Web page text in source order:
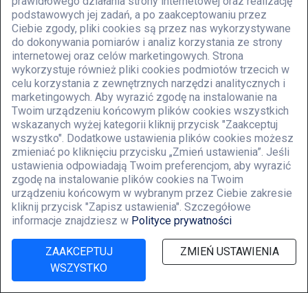
podstawowych jej zadań, a po zaakceptowaniu przez
Ciebie zgody, pliki cookies są przez nas wykorzystywane
do dokonywania pomiarów i analiz korzystania ze strony
internetowej oraz celów marketingowych. Strona
wykorzystuje również pliki cookies podmiotów trzecich w
celu korzystania z zewnętrznych narzędzi analitycznych i
marketingowych. Aby wyrazić zgodę na instalowanie na
Twoim urządzeniu końcowym plików cookies wszystkich
wskazanych wyżej kategorii kliknij przycisk "Zaakceptuj
wszystko". Dodatkowe ustawienia plików cookies możesz
zmieniać po kliknięciu przycisku „Zmień ustawienia”. Jeśli
ustawienia odpowiadają Twoim preferencjom, aby wyrazić
zgodę na instalowanie plików cookies na Twoim
urządzeniu końcowym w wybranym przez Ciebie zakresie
kliknij przycisk "Zapisz ustawienia". Szczegółowe
informacje znajdziesz w Polityce prywatności
ZAAKCEPTUJ
WSZYSTKO
ZMIEŃ USTAWIENIA
Zestaw do PD STARDEX
STARDEX 1002 CAM BOX ULTIMA zestaw używany .
Stardex ULTIMA Cam Box z pomiarem Bip i
przepływomierzem .
Narzędzie diagnostyczne do testów UIS i PLD na każdym